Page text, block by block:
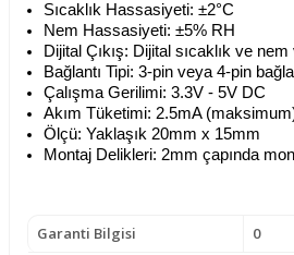
Sıcaklık Hassasiyeti: ±2°C
Nem Hassasiyeti: ±5% RH
Dijital Çıkış: Dijital sıcaklık ve
Bağlantı Tipi: 3-pin veya 4-pin
Çalışma Gerilimi: 3.3V - 5V DC
Akım Tüketimi: 2.5mA
Ölçü: Yaklaşık 20mm x 15mm
Montaj Delikleri: 2mm çapında
Garanti Bilgisi 0